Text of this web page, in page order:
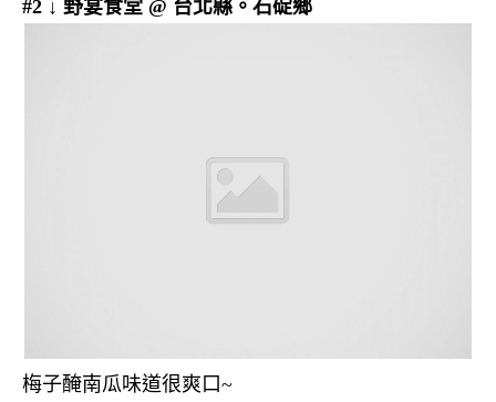
#2 ↓ 野宴食堂 @ 台北縣。石碇鄉
梅子醃南瓜味道很爽口~